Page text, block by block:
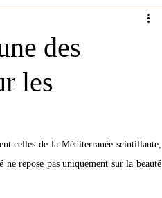
des
les
celles de la Méditerranée scintillante,
repose pas uniquement sur la beauté